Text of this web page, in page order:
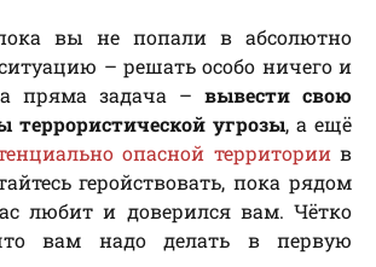
вы не попали в абсолютно
– решать особо ничего и
пряма задача – вывести свою
террористической угрозы, а ещё
опасной территории в
геройствовать, пока рядом
любит и доверился вам. Чётко
вам надо делать в первую